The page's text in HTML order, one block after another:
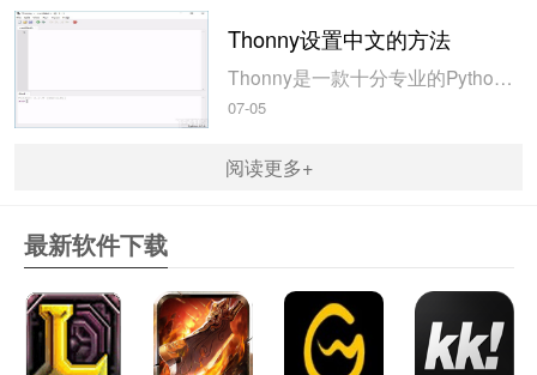
Thonny设置中文的方法
Thonny是一款十分专业的Python编辑软件，该软件界面清爽简单，给用户提供了丰富的编程工具，具备代码补全、语法错误显示等功能，非常的适合新手使用。该软件还支持多种语言，所以在下载这款软件的时候，有时候下载到电脑中的软件是英文版本的，这对于英语基础较差的小伙伴来说，使用这款软件就会变得十分困难，...
07-05
阅读更多+
最新软件下载